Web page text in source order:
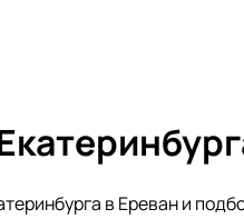
в Ереван и